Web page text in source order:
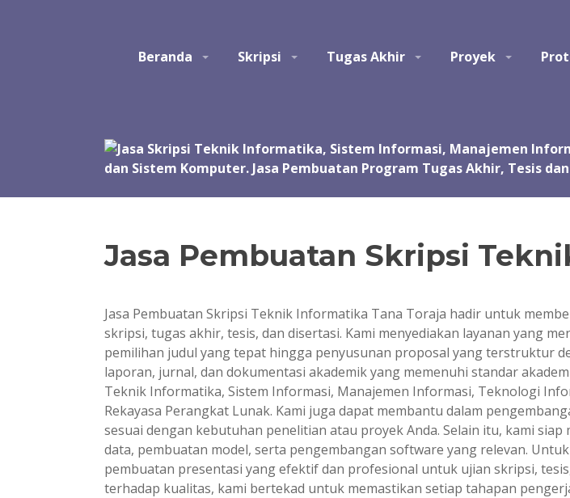
Perangkat Lunak. Jasa bantuan, bimbingan, konsultasi, kursus, les privat dalam
Beranda Skripsi Tugas Akhir Proyek
Jasa Pembuatan Skripsi
Jasa Pembuatan Skripsi Teknik Informatika Tana Toraja hadir untuk
skripsi, tugas akhir, tesis, dan disertasi. Kami menyediakan layanan yang
pemilihan judul yang tepat hingga penyusunan proposal yang terstruktur
laporan, jurnal, dan dokumentasi akademik yang memenuhi standar
Teknik Informatika, Sistem Informasi, Manajemen Informasi, Teknologi
Rekayasa Perangkat Lunak. Kami juga dapat membantu dalam
sesuai dengan kebutuhan penelitian atau proyek Anda. Selain itu, kami
data, pembuatan model, serta pengembangan software yang relevan.
pembuatan presentasi yang efektif dan profesional untuk ujian skripsi,
terhadap kualitas, kami bertekad untuk memastikan setiap tahapan